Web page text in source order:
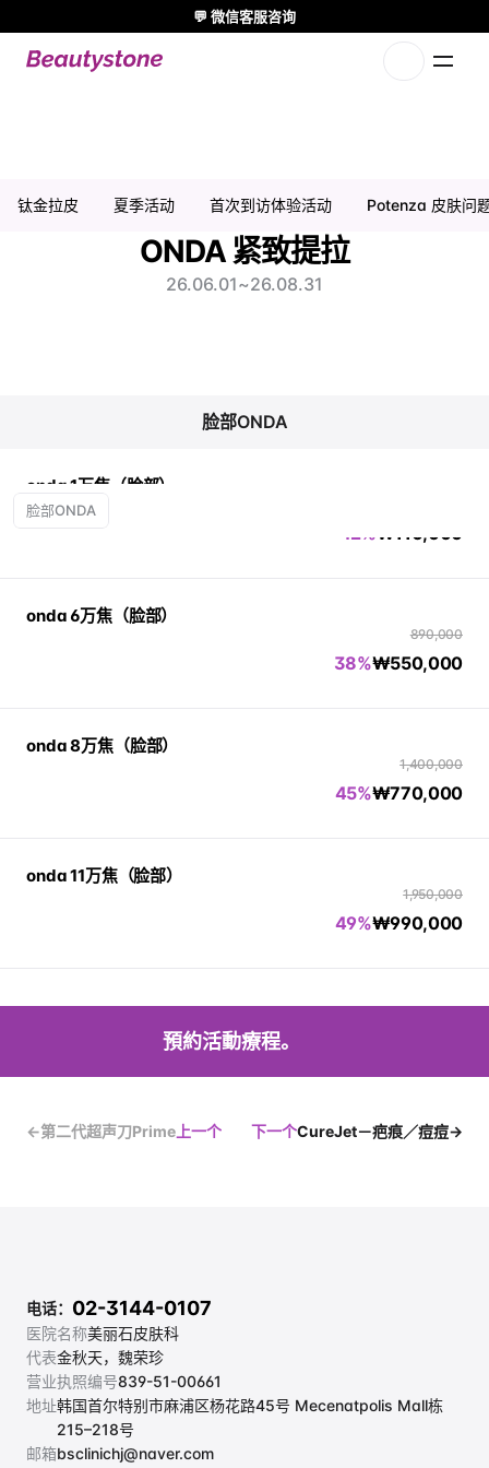
钛金拉皮 夏季活动 首次到访体验活动 Potenza 皮肤问
ONDA 提升促销 | 弘大皮肤科
ONDA 紧致提拉
26.06.01~26.08.31
脸部ONDA
脸部ONDA
onda 1万焦（脸部）
₩ 110,000
42%
onda 6万焦（脸部）
890,000
₩550,000
38%
onda 8万焦（脸部）
1,400,000
₩770,000
45%
onda 11万焦（脸部）
1,950,000
₩990,000
49%
預約活動療程。
←第二代超声刀Prime 上一个 下一个CureJet－疤痕／痘痘→
医院名称美丽石皮肤科
代表金秋天，魏荣珍
营业执照编号839-51-00661
地址韩国首尔特别市麻浦区杨花路45号 Mecenatpolis Mall栋
215–218号
邮箱bsclinichj@naver.com
电话： 02-3144-0107
💬 微信客服咨询
🌸 Beautystone诊所出席 Meditox 曼谷 Cadaver workshop 🌸